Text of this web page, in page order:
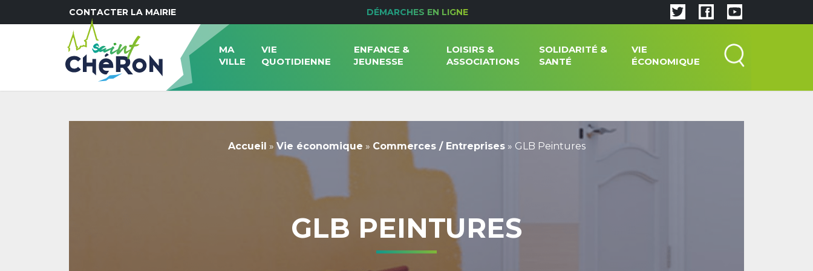
CONTACTER LA MAIRIE DÉMARCHES EN LIGNE
MA
VILLE
VIE
QUOTIDIENNE
ENFANCE &
JEUNESSE
LOISIRS &
ASSOCIATIONS
SOLIDARITÉ &
SANTÉ
VIE
ÉCONOMIQUE
Accueil » Vie économique » Commerces / Entreprises» GLB Peintures
GLB PEINTURES